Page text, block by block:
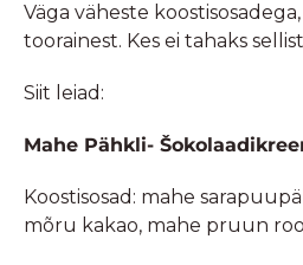
Väga väheste
toorainest. Kes ei tahaks
Siit leiad:
Mahe Pähkli-
Koostisosad: mahe
mõru kakao, mahe pruun